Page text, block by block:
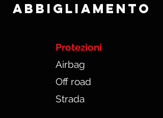
Abbigliamento
Protezioni
Airbag
Off road
Strada